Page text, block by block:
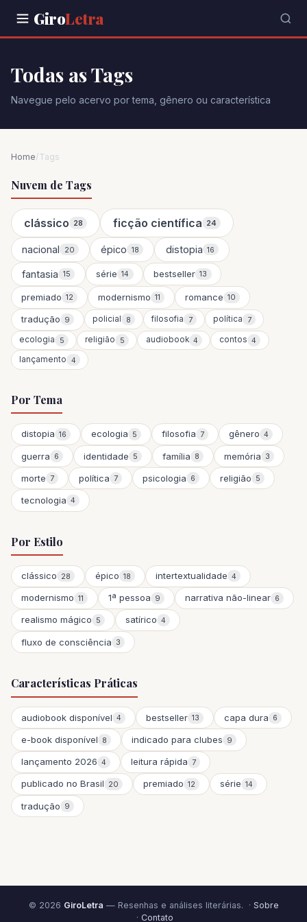
GiroLetra
Todas as Tags
Navegue pelo acervo por tema, gênero ou característica
Home/Tags
Nuvem de Tags
clássico 28 ficção científica 24
nacional 20 épico 18 distopia 16
fantasia 15 série 14 bestseller 13
premiado 12 modernismo 11 romance 10
tradução 9 policial 8 filosofia 7 política 7
ecologia 5 religião 5 audiobook 4 contos 4
lançamento 4
Por Tema
distopia 16 ecologia 5 filosofia 7 gênero 4
guerra 6 identidade 5 família 8 memória 3
morte 7 política 7 psicologia 6 religião 5
tecnologia 4
Por Estilo
clássico 28 épico 18 intertextualidade 4
modernismo 11 1ª pessoa 9 narrativa não-linear 6
realismo mágico 5 satírico 4
fluxo de consciência 3
Características Práticas
audiobook disponível 4 bestseller 13 capa dura 6
e-book disponível 8 indicado para clubes 9
lançamento 2026 4 leitura rápida 7
publicado no Brasil 20 premiado 12 série 14
tradução 9
© 2026 GiroLetra — Resenhas e análises literárias. · Sobre
· Contato